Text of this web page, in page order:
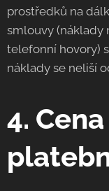
prostředků na
smlouvy (náklady
telefonní hovory)
náklady se neliší
4.